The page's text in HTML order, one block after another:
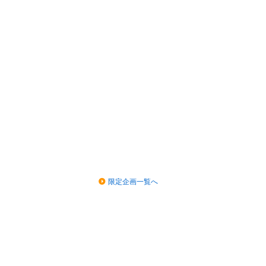
限定企画一覧へ